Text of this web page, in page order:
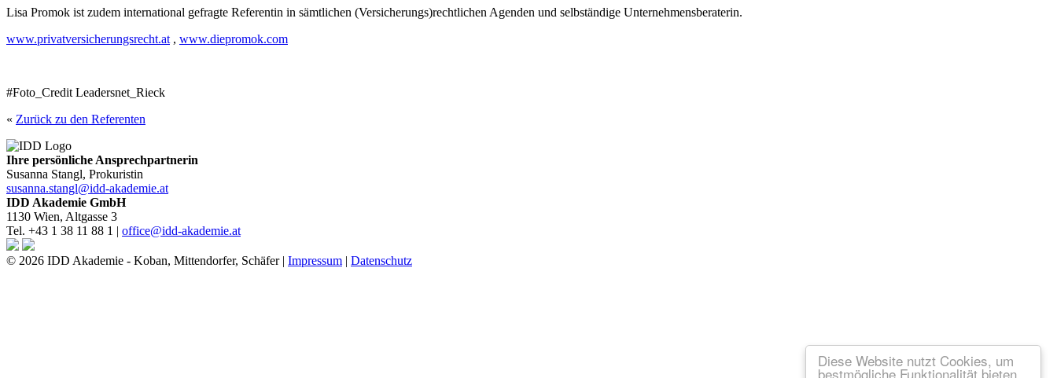
Diese Website nutzt Cookies, um
bestmögliche Funktionalität bieten
Lisa Promok ist zudem international gefragte Referentin in sämtlichen (Versicherungs)rechtlichen Agenden und selbständige Unternehmensberaterin.
www.privatversicherungsrecht.at , www.diepromok.com
#Foto_Credit Leadersnet_Rieck
« Zurück zu den Referenten
Ihre persönliche Ansprechpartnerin
Susanna Stangl, Prokuristin
susanna.stangl@idd-akademie.at
IDD Akademie GmbH
1130 Wien, Altgasse 3
Tel. +43 1 38 11 88 1 | office@idd-akademie.at
© 2026 IDD Akademie - Koban, Mittendorfer, Schäfer | Impressum | Datenschutz